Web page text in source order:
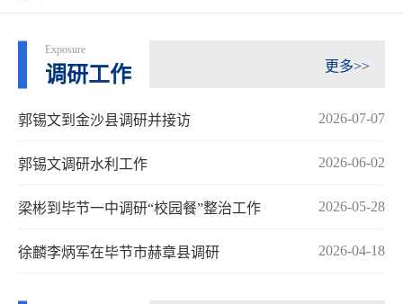
Exposure
调研工作 更多>>
郭锡文到金沙县调研并接访 2026-07-07
郭锡文调研水利工作 2026-06-02
梁彬到毕节一中调研“校园餐”整治工作 2026-05-28
徐麟李炳军在毕节市赫章县调研 2026-04-18